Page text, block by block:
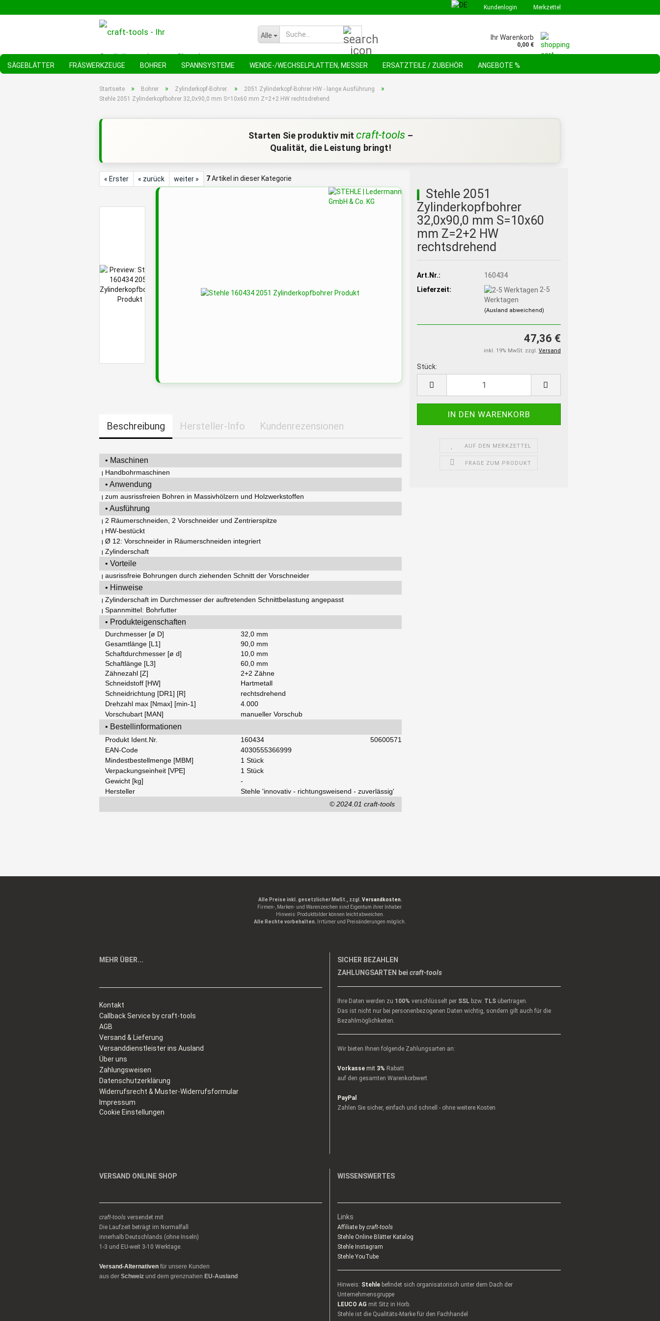
Kundenlogin Merkzettel
Alle
Ihr Warenkorb
0,00 €
SÄGEBLÄTTER FRÄSWERKZEUGE BOHRER SPANNSYSTEME WENDE-/WECHSELPLATTEN, MESSER ERSATZTEILE / ZUBEHÖR ANGEBOTE %
Startseite » Bohrer » Zylinderkopf-Bohrer. » 2051 Zylinderkopf-Bohrer HW - lange Ausführung »
Stehle 2051 Zylinderkopfbohrer 32,0x90,0 mm S=10x60 mm Z=2+2 HW rechtsdrehend
Starten Sie produktiv mitcraft-tools –
Qualität, die Leistung bringt!
« Erster « zurück weiter » 7Artikel in dieser Kategorie
Stehle 2051
Zylinderkopfbohrer
32,0x90,0 mm S=10x60
mm Z=2+2 HW
rechtsdrehend
Art.Nr.:
160434
Lieferzeit:
2-5
Werktagen
(Ausland abweichend)
47,36 €
inkl. 19% MwSt. zzgl. Versand
Stück:
Stück
AUF DEN MERKZETTEL
FRAGE ZUM PRODUKT
Beschreibung Hersteller-Info Kundenrezensionen
• Maschinen
| Handbohrmaschinen
• Anwendung
| zum ausrissfreien Bohren in Massivhölzern und Holzwerkstoffen
• Ausführung
| 2 Räumerschneiden, 2 Vorschneider und Zentrierspitze
| HW-bestückt
| Ø 12: Vorschneider in Räumerschneiden integriert
| Zylinderschaft
• Vorteile
| ausrissfreie Bohrungen durch ziehenden Schnitt der Vorschneider
• Hinweise
| Zylinderschaft im Durchmesser der auftretenden Schnittbelastung angepasst
| Spannmittel: Bohrfutter
• Produkteigenschaften
Durchmesser [ø D]
32,0 mm
Gesamtlänge [L1]
90,0 mm
Schaftdurchmesser [ø d]
10,0 mm
Schaftlänge [L3]
60,0 mm
Zähnezahl [Z]
2+2 Zähne
Schneidstoff [HW]
Hartmetall
Schneidrichtung [DR1] [R]
rechtsdrehend
Drehzahl max [Nmax] [min-1]
4.000
Vorschubart [MAN]
manueller Vorschub
• Bestellinformationen
Produkt Ident.Nr. 160434
50600571
EAN-Code
4030555366999
Mindestbestellmenge [MBM]
1 Stück
Verpackungseinheit [VPE]
1 Stück
Gewicht [kg]
-
Hersteller
Stehle 'innovativ - richtungsweisend - zuverlässig'
© 2024.01 craft-tools
Alle Preise inkl. gesetzlicher MwSt., zzgl. Versandkosten.
Firmen-, Marken- und Warenzeichen sind Eigentum ihrer Inhaber.
Hinweis: Produktbilder können leicht abweichen.
Alle Rechte vorbehalten.
Irrtümer und Preisänderungen möglich.
MEHR ÜBER...
Kontakt
Callback Service by craft-tools
AGB
Versand & Lieferung
Versanddienstleister ins Ausland
Über uns
Zahlungsweisen
Datenschutzerklärung
Widerrufsrecht & Muster-Widerrufsformular
Impressum
Cookie Einstellungen
SICHER BEZAHLEN
ZAHLUNGSARTEN bei craft-tools
Ihre Daten werden zu 100% verschlüsselt per SSL bzw. TLS übertragen.
Das ist nicht nur bei personenbezogenen Daten wichtig, sondern gilt auch für die
Bezahlmöglichkeiten.
Wir bieten Ihnen folgende Zahlungsarten an:
Vorkasse mit 3% Rabatt
auf den gesamten Warenkorbwert
PayPal
Zahlen Sie sicher, einfach und schnell - ohne weitere Kosten
VERSAND ONLINE SHOP
craft-tools versendet mit
Die Laufzeit beträgt im Normalfall
innerhalb Deutschlands (ohne Inseln)
1-3 und EU-weit 3-10 Werktage.
Versand-Alternativen für unsere Kunden
aus der Schweiz und dem grenznahen EU-Ausland
WISSENSWERTES
Links
Affiliate by craft-tools
Stehle Online Blätter Katalog
Stehle Instagram
Stehle YouTube
Hinweis: Stehle befindet sich organisatorisch unter dem Dach der
Unternehmensgruppe
LEUCO AG mit Sitz in Horb.
Stehle ist die Qualitäts-Marke für den Fachhandel